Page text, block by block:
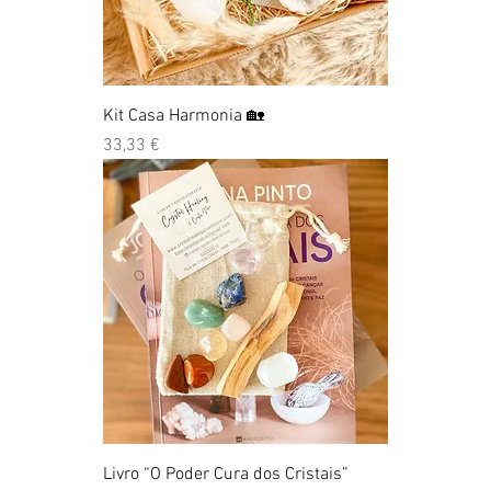
Kit Casa Harmonia 🏡
Preço
33,33 €
Livro “O Poder Cura dos Cristais”